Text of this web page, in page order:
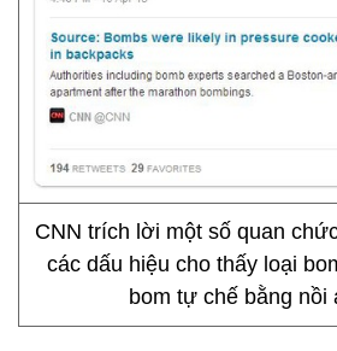
CNN trích lời một số quan
các dấu hiệu cho thấy loại
bom tự chế bằng nồi